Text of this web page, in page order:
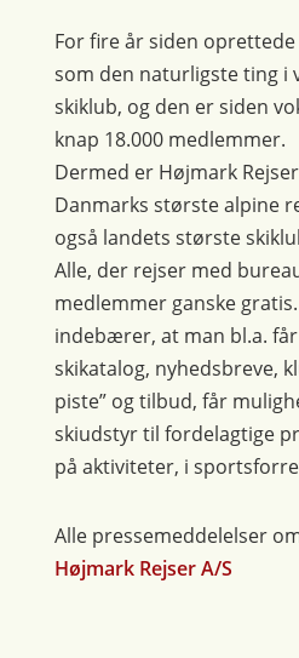
For fire år siden oprettede
som den naturligste ting i
skiklub, og den er siden
knap 18.000 medlemmer.
Dermed er Højmark
Danmarks største alpine
også landets største
Alle, der rejser med
medlemmer ganske
indebærer, at man bl.a.
skikatalog, nyhedsbreve,
piste” og tilbud, får
skiudstyr til fordelagtige
på aktiviteter, i
Alle pressemeddelelser
Højmark Rejser A/S